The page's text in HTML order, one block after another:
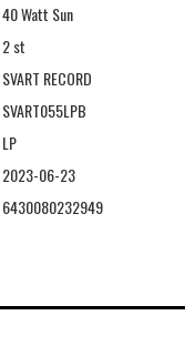
40 Watt Sun
2 st
SVART RECORD
SVART055LPB
LP
2023-06-23
6430080232949